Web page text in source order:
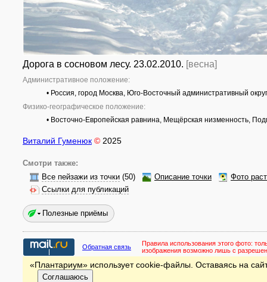
Дорога в сосновом лесу. 23.02.2010. [весна]
Административное положение:
• Россия, город Москва, Юго-Восточный административный
Физико-географическое положение:
• Восточно-Европейская равнина, Мещёрская низменность,
Виталий Гуменюк © 2025
Смотри также:
Все пейзажи из точки (50) Описание точки
Фото
Ссылки для публикаций
Полезные приёмы
Обратная связь Правила использования этого фото:
изображения возможно лишь с
«Плантариум» использует cookie-файлы. Оставаясь на
Соглашаюсь